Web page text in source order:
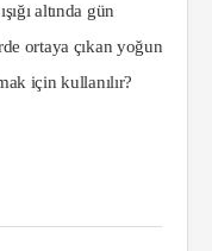
altında gün
ortaya çıkan yoğun
için kullanılır?